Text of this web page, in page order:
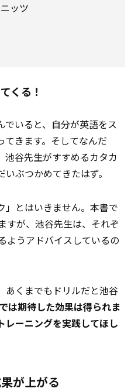
ッツ
くる！
いると、自分が英語をス
てきます。そしてなんだ
池谷先生がすすめるカタカ
ぶつかめてきたはず。
」とはいきません。本書で
すが、池谷先生は、それぞ
ようアドバイスしているの
あくまでもドリルだと池谷
は期待した効果は得られま
レーニングを実践してほし
が上がる